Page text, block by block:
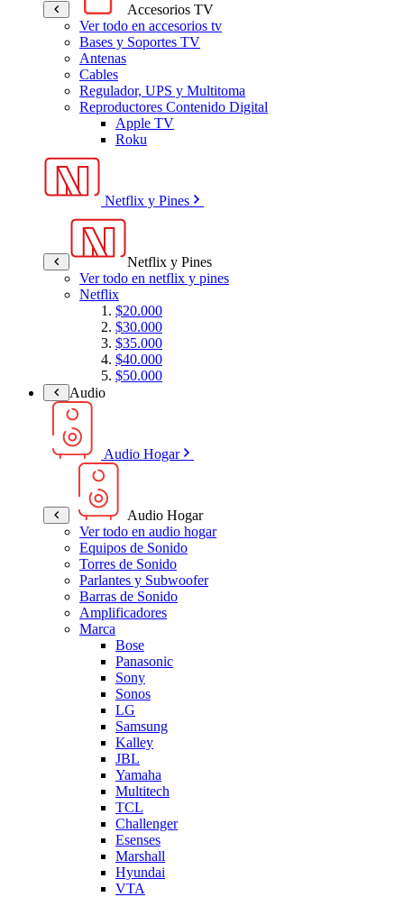
Accesorios TV
Ver todo en accesorios tv
Bases y Soportes TV
Antenas
Cables
Regulador, UPS y Multitoma
Reproductores Contenido Digital
Apple TV
Roku
Netflix y Pines
Netflix y Pines
Ver todo en netflix y pines
Netflix
$20.000
$30.000
$35.000
$40.000
$50.000
Audio
Audio Hogar
Audio Hogar
Ver todo en audio hogar
Equipos de Sonido
Torres de Sonido
Parlantes y Subwoofer
Barras de Sonido
Amplificadores
Marca
Bose
Panasonic
Sony
Sonos
LG
Samsung
Kalley
JBL
Yamaha
Multitech
TCL
Challenger
Esenses
Marshall
Hyundai
VTA